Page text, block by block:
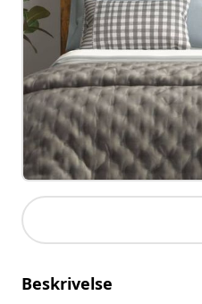
Beskrivelse